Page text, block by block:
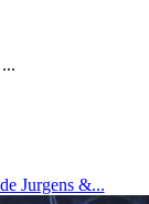
Jurgens &...